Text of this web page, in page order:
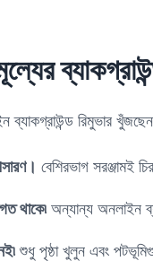
ব্যাকগ্রাউন্ড রিমুভার
বেশিরভাগ সরঞ্জামই
থাকে৷ অন্যান্য অনলাইন
শুধু পৃষ্ঠা খুলুন এবং